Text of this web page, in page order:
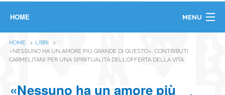
HOME MENU
LIBRI
RIVISTE
OGGETTISTICA
HOME
LIBRI
«NESSUNO HA UN AMORE PIÙ GRANDE DI QUESTO». CONTRIBUTI
CARMELITANI PER UNA SPIRITUALITÀ DELL’OFFERTA DELLA VITA
«Nessuno ha un amore più